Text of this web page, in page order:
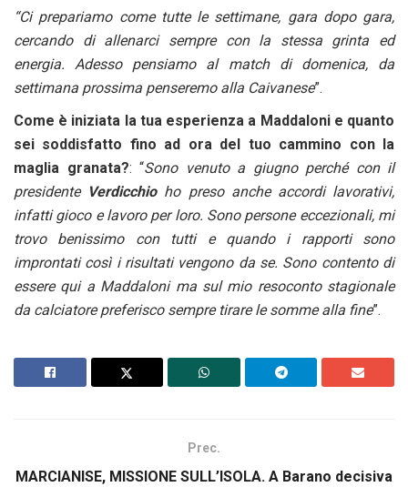
“Ci prepariamo come tutte le settimane, gara dopo gara,
cercando di allenarci sempre con la stessa grinta ed
energia. Adesso pensiamo al match di domenica, da
settimana prossima penseremo alla Caivanese”.
Come è iniziata la tua esperienza a Maddaloni e quanto
sei soddisfatto fino ad ora del tuo cammino con la
maglia granata?: “Sono venuto a giugno perché con il
presidente Verdicchioho preso anche accordi lavorativi,
infatti gioco e lavoro per loro. Sono persone eccezionali, mi
trovo benissimo con tutti e quando i rapporti sono
improntati così i risultati vengono da se. Sono contento di
essere qui a Maddaloni ma sul mio resoconto stagionale
da calciatore preferisco sempre tirare le somme alla fine”.
Prec.
MARCIANISE, MISSIONE SULL’ISOLA. A Barano decisiva